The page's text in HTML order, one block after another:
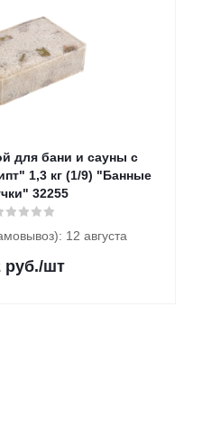
для бани и сауны с
1,3 кг (1/9) "Банные
32255
12 августа
руб./шт